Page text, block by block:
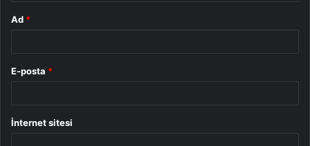
Ad *
E-posta *
İnternet sitesi